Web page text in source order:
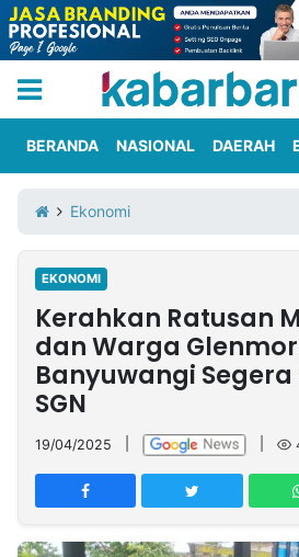
Iklan
Berita
Kami
Nasional
International
Olahraga
Entertainment
Daerah
Pariwisata
Kuliner
Kolom
Network
PT
TREETAN
MULTIMEDIA
INDONESIA
BERANDA NASIONAL DAERAH
Ekonomi
EKONOMI
Kerahkan Ratusan
dan Warga
Banyuwangi Segera
SGN
19/04/2025